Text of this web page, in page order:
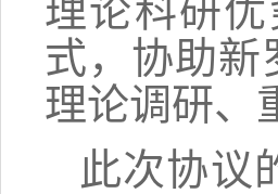
理论科研
式，协助新
理论调研、
此次协议